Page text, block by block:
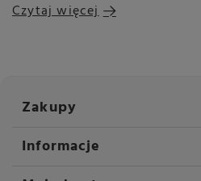
Czytaj więcej
Zakupy
Informacje